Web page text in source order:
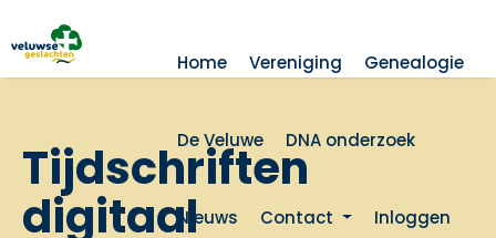
Home Vereniging Genealogie
De Veluwe DNA onderzoek
Nieuws Contact Inloggen
Tijdschriften
digitaal